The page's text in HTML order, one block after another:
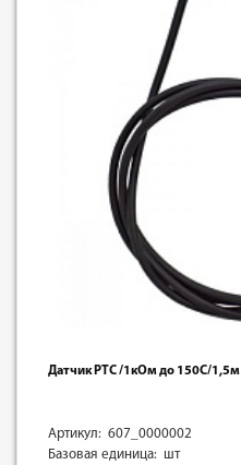
Датчик PТС /1кОм до 150С/1,5м
Артикул: 607_0000002
Базовая единица: шт